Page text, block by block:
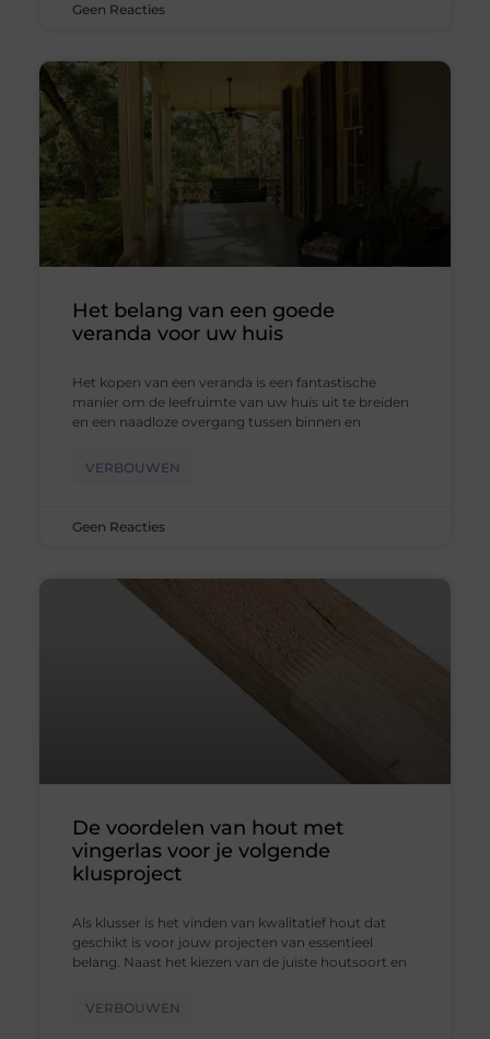
Geen Reacties
Het belang van een goede
veranda voor uw huis
Het kopen van een veranda is een fantastische
manier om de leefruimte van uw huis uit te breiden
en een naadloze overgang tussen binnen en
VERBOUWEN
Geen Reacties
De voordelen van hout met
vingerlas voor je volgende
klusproject
Als klusser is het vinden van kwalitatief hout dat
geschikt is voor jouw projecten van essentieel
belang. Naast het kiezen van de juiste houtsoort en
VERBOUWEN